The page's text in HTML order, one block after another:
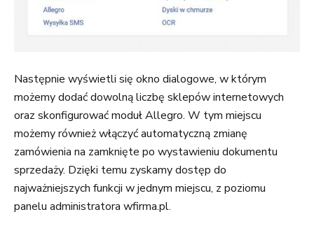
Następnie wyświetli się okno dialogowe, w którym
możemy dodać dowolną liczbę sklepów internetowych
oraz skonfigurować moduł Allegro. W tym miejscu
możemy również włączyć automatyczną zmianę
zamówienia na zamknięte po wystawieniu dokumentu
sprzedaży. Dzięki temu zyskamy dostęp do
najważniejszych funkcji w jednym miejscu, z poziomu
panelu administratora wfirma.pl.